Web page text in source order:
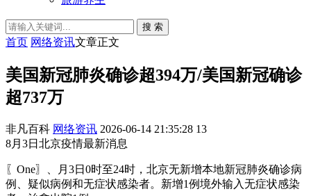
搜 索
首页 网络资讯文章正文
美国新冠肺炎确诊超394万/美国新冠确诊
超737万
非凡百科 网络资讯 2026-06-14 21:35:28 13
8月3日北京疫情最新消息
〖One〗、月3日0时至24时，北京无新增本地新冠肺炎确诊病
例、疑似病例和无症状感染者。新增1例境外输入无症状感染